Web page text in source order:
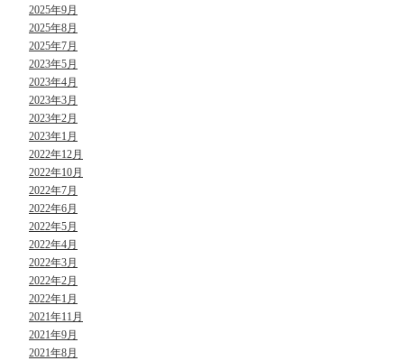
2025年9月
2025年8月
2025年7月
2023年5月
2023年4月
2023年3月
2023年2月
2023年1月
2022年12月
2022年10月
2022年7月
2022年6月
2022年5月
2022年4月
2022年3月
2022年2月
2022年1月
2021年11月
2021年9月
2021年8月